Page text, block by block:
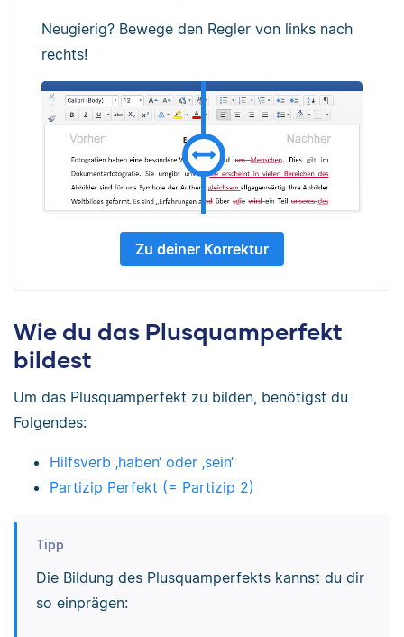
Neugierig? Bewege den Regler von links nach
rechts!
Zu deiner Korrektur
Wie du das Plusquamperfekt
bildest
Um das Plusquamperfekt zu bilden, benötigst du
Folgendes:
Hilfsverb ‚haben‘ oder ‚sein‘
Partizip Perfekt (= Partizip 2)
Tipp
Die Bildung des Plusquamperfekts kannst du dir
so einprägen: